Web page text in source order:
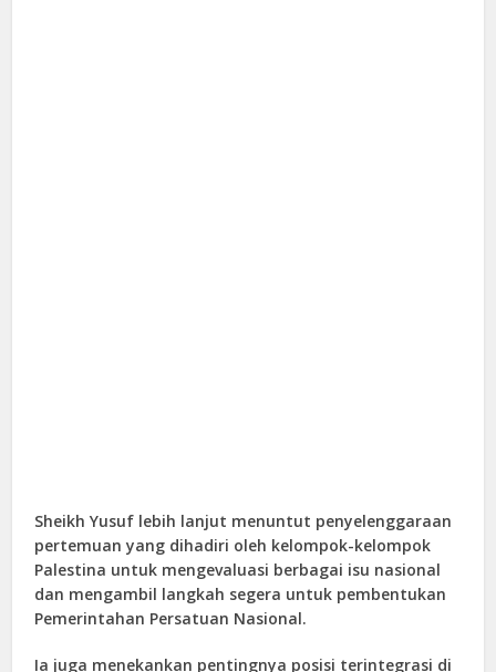
Sheikh Yusuf lebih lanjut menuntut penyelenggaraan
pertemuan yang dihadiri oleh kelompok-kelompok
Palestina untuk mengevaluasi berbagai isu nasional
dan mengambil langkah segera untuk pembentukan
Pemerintahan Persatuan Nasional.
Ia juga menekankan pentingnya posisi terintegrasi di